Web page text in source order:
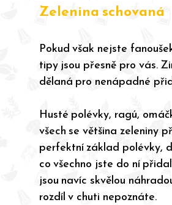
Zelenina schovaná
Pokud však nejste
tipy jsou přesně pro vás.
dělaná pro nenápadné
Husté polévky, ragú,
všech se většina zeleniny
perfektní základ polévky,
co všechno jste do ní
jsou navíc skvělou
rozdíl v chuti nepoznáte.